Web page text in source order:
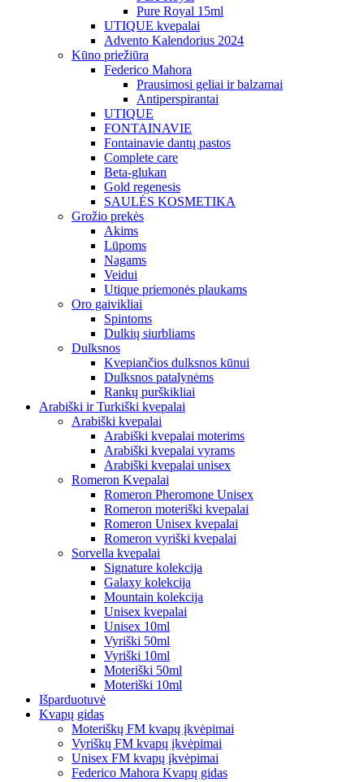
Pure Royal 15ml
UTIQUE kvepalai
Advento Kalendorius 2024
Kūno priežiūra
Federico Mahora
Prausimosi geliai ir balzamai
Antiperspirantai
UTIQUE
FONTAINAVIE
Fontainavie dantų pastos
Complete care
Beta-glukan
Gold regenesis
SAULĖS KOSMETIKA
Grožio prekės
Akims
Lūpoms
Nagams
Veidui
Utique priemonės plaukams
Oro gaivikliai
Spintoms
Dulkių siurbliams
Dulksnos
Kvepiančios dulksnos kūnui
Dulksnos patalynėms
Rankų purškikliai
Arabiški ir Turkiški kvepalai
Arabiški kvepalai
Arabiški kvepalai moterims
Arabiški kvepalai vyrams
Arabiški kvepalai unisex
Romeron Kvepalai
Romeron Pheromone Unisex
Romeron moteriški kvepalai
Romeron Unisex kvepalai
Romeron vyriški kvepalai
Sorvella kvepalai
Signature kolekcija
Galaxy kolekcija
Mountain kolekcija
Unisex kvepalai
Unisex 10ml
Vyriški 50ml
Vyriški 10ml
Moteriški 50ml
Moteriški 10ml
Išparduotuvė
Kvapų gidas
Moteriškų FM kvapų įkvėpimai
Vyriškų FM kvapų įkvėpimai
Unisex FM kvapų įkvėpimai
Federico Mahora Kvapų gidas